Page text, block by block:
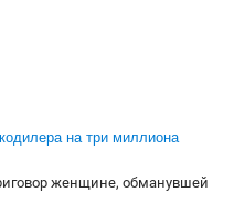
на три миллиона
женщине, обманувшей